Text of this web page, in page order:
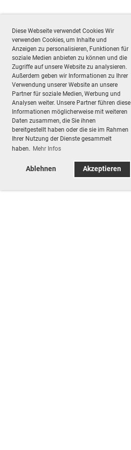
Diese Webseite verwendet Cookies Wir
verwenden Cookies, um Inhalte und
Anzeigen zu personalisieren, Funktionen für
soziale Medien anbieten zu können und die
Zugriffe auf unsere Website zu analysieren.
Außerdem geben wir Informationen zu Ihrer
Verwendung unserer Website an unsere
Partner für soziale Medien, Werbung und
Analysen weiter. Unsere Partner führen diese
Informationen möglicherweise mit weiteren
Daten zusammen, die Sie ihnen
bereitgestellt haben oder die sie im Rahmen
Ihrer Nutzung der Dienste gesammelt
haben. Mehr Infos
Ablehnen Akzeptieren